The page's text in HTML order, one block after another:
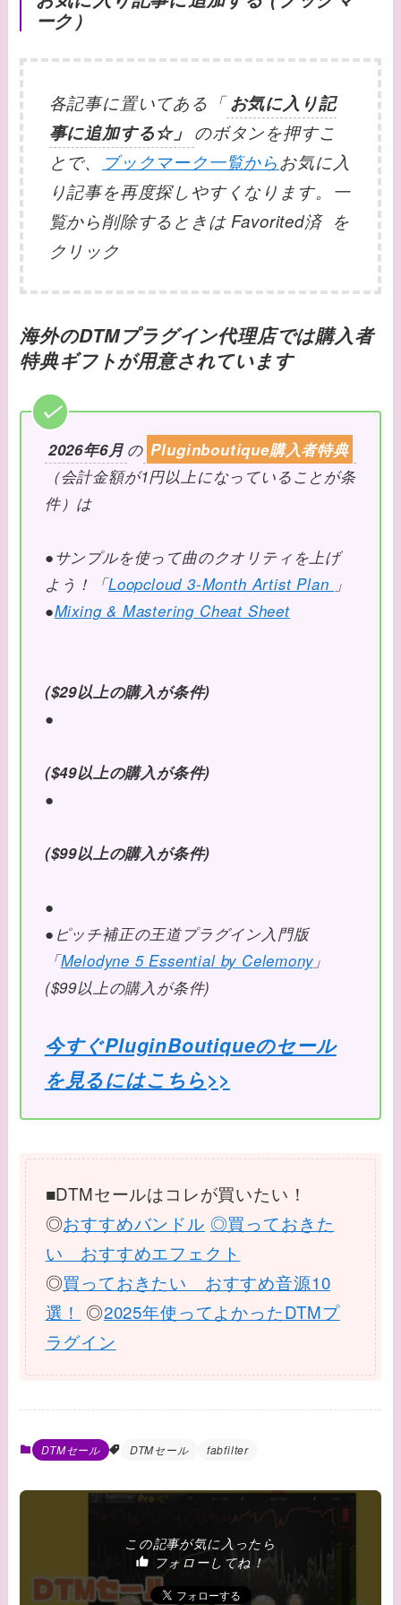
ーク）
各記事に置いてある「 お気に入り記
事に追加する☆」 のボタンを押すこ
とで、
ブックマーク一覧からお気に入
り記事を再度探しやすくなります。一
覧から削除するときは Favorited済 を
クリック
海外のDTMプラグイン代理店では購入者
特典ギフトが用意されています
2026年6月 の Pluginboutique購入者特典
（会計金額が1円以上になっていることが条
件）は
●サンプルを使って曲のクオリティを上げ
よう！「Loopcloud 3-Month Artist Plan 」
●Mixing & Mastering Cheat Sheet
($29以上の購入が条件)
●
($49以上の購入が条件)
●
($99以上の購入が条件)
●
●ピッチ補正の王道プラグイン入門版
「Melodyne 5 Essential by Celemony」
($99以上の購入が条件)
今すぐPluginBoutiqueのセール
を見るにはこちら>>
■DTMセールはコレが買いたい！
◎おすすめバンドル ◎買っておきた
い おすすめエフェクト
◎買っておきたい おすすめ音源10
選！ ◎2025年使ってよかったDTMプ
ラグイン
DTMセール DTMセール fabfilter
この記事が気に入ったら
フォローしてね！